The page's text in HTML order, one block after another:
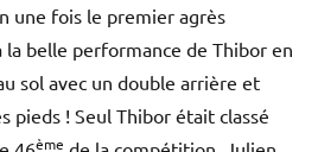
une fois le premier agrès
la belle performance de Thibor en
sol avec un double arrière et
pieds ! Seul Thibor était classé
ème